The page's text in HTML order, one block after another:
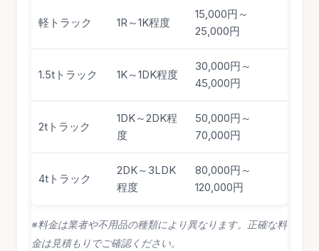
軽トラック 1R～1K程度
15,000円～
25,000円
1.5tトラック 1K～1DK程度
30,000円～
45,000円
2tトラック
1DK～2DK程
度
50,000円～
70,000円
4tトラック
2DK～3LDK
程度
80,000円～
120,000円
※料金は業者や不用品の種類により異なります。正確な料
金は見積もりでご確認ください。